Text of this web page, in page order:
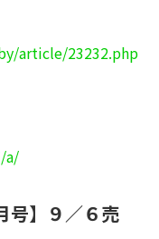
article/23232.php
a/
号】９／６売